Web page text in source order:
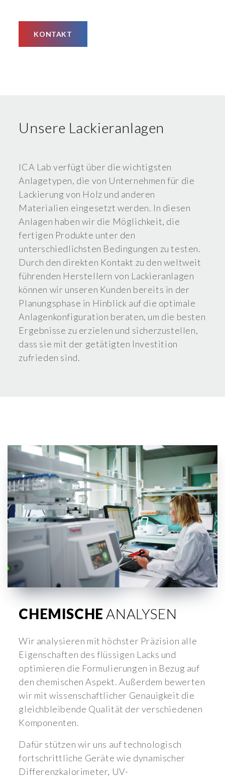
KONTAKT
Unsere Lackieranlagen
ICA Lab verfügt über die wichtigsten
Anlagetypen, die von Unternehmen für die
Lackierung von Holz und anderen
Materialien eingesetzt werden. In diesen
Anlagen haben wir die Möglichkeit, die
fertigen Produkte unter den
unterschiedlichsten Bedingungen zu testen.
Durch den direkten Kontakt zu den weltweit
führenden Herstellern von Lackieranlagen
können wir unseren Kunden bereits in der
Planungsphase in Hinblick auf die optimale
Anlagenkonfiguration beraten, um die besten
Ergebnisse zu erzielen und sicherzustellen,
dass sie mit der getätigten Investition
zufrieden sind.
CHEMISCHE ANALYSEN
Wir analysieren mit höchster Präzision alle
Eigenschaften des flüssigen Lacks und
optimieren die Formulierungen in Bezug auf
den chemischen Aspekt. Außerdem bewerten
wir mit wissenschaftlicher Genauigkeit die
gleichbleibende Qualität der verschiedenen
Komponenten.
Dafür stützen wir uns auf technologisch
fortschrittliche Geräte wie dynamischer
Differenzkalorimeter, UV-